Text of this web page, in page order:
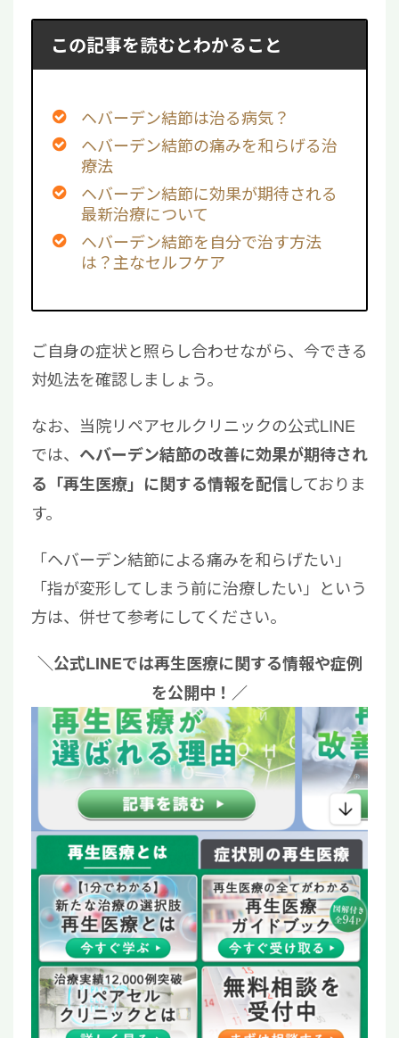
この記事を読むとわかること
ヘバーデン結節は治る病気？
ヘバーデン結節の痛みを和らげる治
療法
ヘバーデン結節に効果が期待される
最新治療について
ヘバーデン結節を自分で治す方法
は？主なセルフケア
ご自身の症状と照らし合わせながら、今できる
対処法を確認しましょう。
なお、当院リペアセルクリニックの公式LINE
では、 ヘバーデン結節の改善に効果が期待され
る「再生医療」に関する情報を配信しておりま
す。
「ヘバーデン結節による痛みを和らげたい」
「指が変形してしまう前に治療したい」という
方は、併せて参考にしてください。
＼公式LINEでは再生医療に関する情報や症例
を公開中！／